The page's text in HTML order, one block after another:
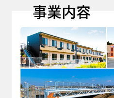
事業内容